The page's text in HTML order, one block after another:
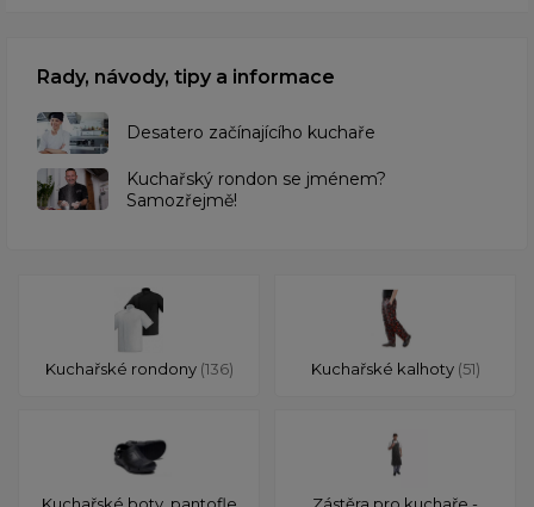
Rady, návody, tipy a informace
Desatero začínajícího kuchaře
Kuchařský rondon se jménem?
Samozřejmě!
Kuchařské rondony (136) Kuchařské kalhoty (51)